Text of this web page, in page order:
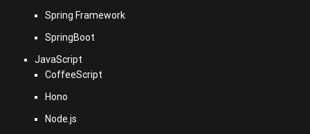
Spring Framework
SpringBoot
JavaScript
CoffeeScript
Hono
Node.js